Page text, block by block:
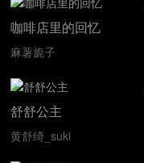
咖啡店里的回忆
麻薯旎子
舒舒公主
黄舒绮_suki